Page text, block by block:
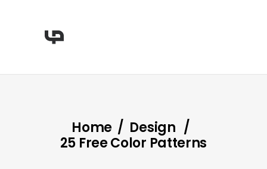
Home/ Design /
25 Free Color Patterns